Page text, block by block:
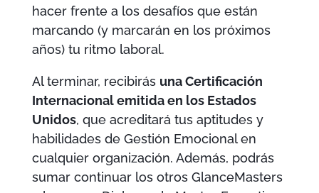
hacer frente a los desafíos que están
marcando (y marcarán en los próximos
años) tu ritmo laboral.
Al terminar, recibirás una Certificación
Internacional emitida en los Estados
Unidos, que acreditará tus aptitudes y
habilidades de Gestión Emocional en
cualquier organización. Además, podrás
sumar continuar los otros GlanceMasters